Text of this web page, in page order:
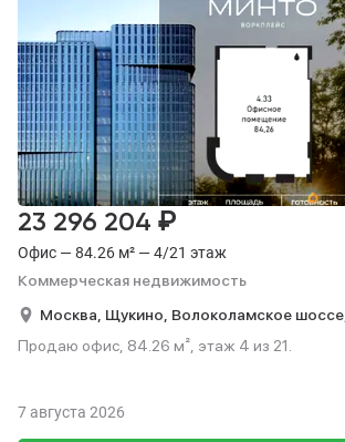
Офис — 84.26 м² — 4/21 этаж
Коммерческая недвижимость
23 296 204 ₽
Москва, Щукино, Волоколамское шоссе,
Продаю офис, 84.26 м², этаж 4 из 21.
7 августа 2026